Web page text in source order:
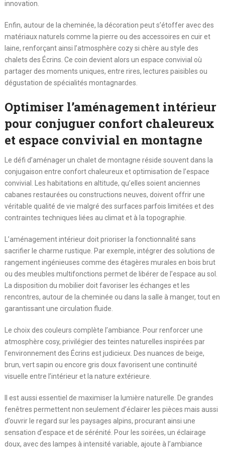
innovation.
Enfin, autour de la cheminée, la décoration peut s’étoffer avec des
matériaux naturels comme la pierre ou des accessoires en cuir et
laine, renforçant ainsi l’atmosphère cozy si chère au style des
chalets des Écrins. Ce coin devient alors un espace convivial où
partager des moments uniques, entre rires, lectures paisibles ou
dégustation de spécialités montagnardes.
Optimiser l’aménagement intérieur
pour conjuguer confort chaleureux
et espace convivial en montagne
Le défi d’aménager un chalet de montagne réside souvent dans la
conjugaison entre confort chaleureux et optimisation de l’espace
convivial. Les habitations en altitude, qu’elles soient anciennes
cabanes restaurées ou constructions neuves, doivent offrir une
véritable qualité de vie malgré des surfaces parfois limitées et des
contraintes techniques liées au climat et à la topographie.
L’aménagement intérieur doit prioriser la fonctionnalité sans
sacrifier le charme rustique. Par exemple, intégrer des solutions de
rangement ingénieuses comme des étagères murales en bois brut
ou des meubles multifonctions permet de libérer de l’espace au sol.
La disposition du mobilier doit favoriser les échanges et les
rencontres, autour de la cheminée ou dans la salle à manger, tout en
garantissant une circulation fluide.
Le choix des couleurs complète l’ambiance. Pour renforcer une
atmosphère cosy, privilégier des teintes naturelles inspirées par
l’environnement des Écrins est judicieux. Des nuances de beige,
brun, vert sapin ou encore gris doux favorisent une continuité
visuelle entre l’intérieur et la nature extérieure.
Il est aussi essentiel de maximiser la lumière naturelle. De grandes
fenêtres permettent non seulement d’éclairer les pièces mais aussi
d’ouvrir le regard sur les paysages alpins, procurant ainsi une
sensation d’espace et de sérénité. Pour les soirées, un éclairage
doux, avec des lampes à intensité variable, ajoute à l’ambiance